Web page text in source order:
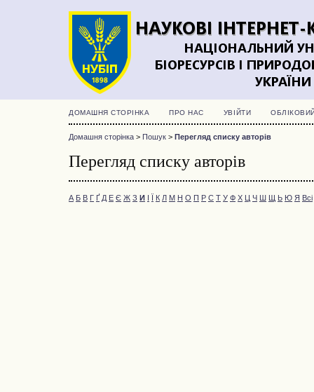
ДОМАШНЯ СТОРІНКА ПРО НАС УВІЙТИ
Домашня сторінка > Пошук > Перегляд списку авторів
Перегляд списку авторів
А Б В Г Ґ Д Е Є Ж З И І Ї К Л М Н О П Р С Т У Ф Х Ц Ч Ш Щ Ь Ю Я Всі